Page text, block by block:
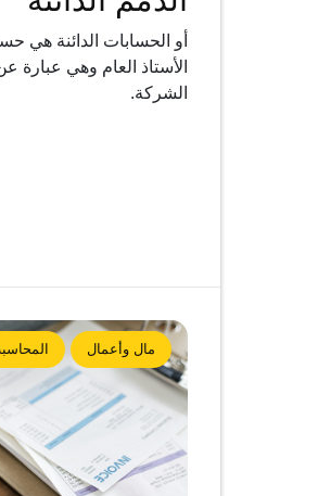
أو الحسابات الدائنة هي
الأستاذ العام وهي عبارة
الشركة.
مال وأعمال